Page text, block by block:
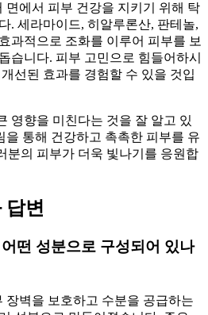
면에서 피부 건강을 지키기 위해 탁
. 세라마이드, 히알루론산, 판테놀,
과적으로 조화를 이루어 피부를 보
습니다. 피부 고민으로 힘들어하시
선된 효과를 경험할 수 있을 것입
영향을 미친다는 것을 잘 알고 있
을 통해 건강하고 촉촉한 피부를 유
분의 피부가 더욱 빛나기를 응원합
답변
떤 성분으로 구성되어 있나
장벽을 보호하고 수분을 공급하는